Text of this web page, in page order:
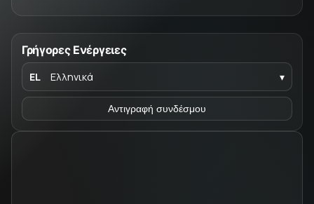
Γρήγορες Ενέργειες
EL Ελληνικά ▾
Αντιγραφή συνδέσμου